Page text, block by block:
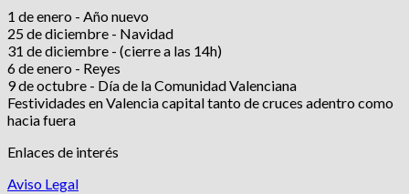
1 de enero - Año nuevo
25 de diciembre - Navidad
31 de diciembre - (cierre a las 14h)
6 de enero - Reyes
9 de octubre - Día de la Comunidad Valenciana
Festividades en Valencia capital tanto de cruces adentro como
hacia fuera
Enlaces de interés
Aviso Legal